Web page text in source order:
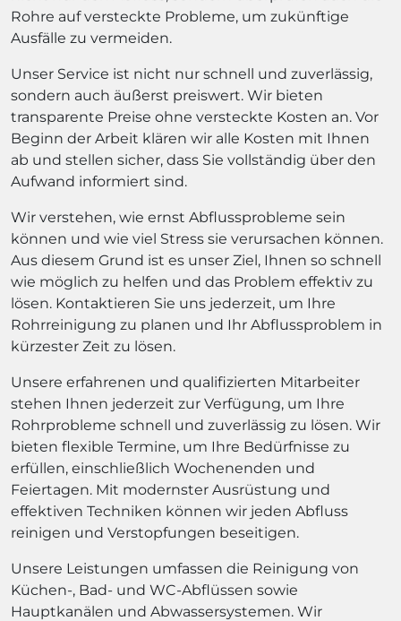
Rohre auf versteckte Probleme, um zukünftige
Ausfälle zu vermeiden.
Unser Service ist nicht nur schnell und zuverlässig,
sondern auch äußerst preiswert. Wir bieten
transparente Preise ohne versteckte Kosten an. Vor
Beginn der Arbeit klären wir alle Kosten mit Ihnen
ab und stellen sicher, dass Sie vollständig über den
Aufwand informiert sind.
Wir verstehen, wie ernst Abflussprobleme sein
können und wie viel Stress sie verursachen können.
Aus diesem Grund ist es unser Ziel, Ihnen so schnell
wie möglich zu helfen und das Problem effektiv zu
lösen. Kontaktieren Sie uns jederzeit, um Ihre
Rohrreinigung zu planen und Ihr Abflussproblem in
kürzester Zeit zu lösen.
Unsere erfahrenen und qualifizierten Mitarbeiter
stehen Ihnen jederzeit zur Verfügung, um Ihre
Rohrprobleme schnell und zuverlässig zu lösen. Wir
bieten flexible Termine, um Ihre Bedürfnisse zu
erfüllen, einschließlich Wochenenden und
Feiertagen. Mit modernster Ausrüstung und
effektiven Techniken können wir jeden Abfluss
reinigen und Verstopfungen beseitigen.
Unsere Leistungen umfassen die Reinigung von
Küchen-, Bad- und WC-Abflüssen sowie
Hauptkanälen und Abwassersystemen. Wir